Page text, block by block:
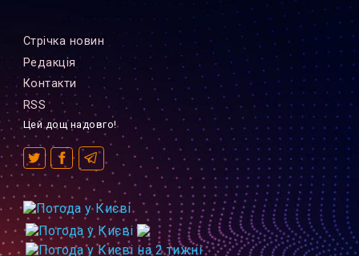
Стрiчка новин
Редакцiя
Контакти
RSS
Цей дощ надовго!